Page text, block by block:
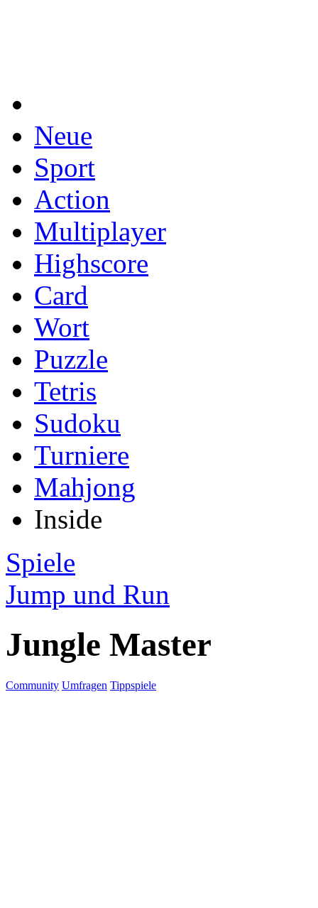
Neue
Sport
Action
Multiplayer
Highscore
Card
Wort
Puzzle
Tetris
Sudoku
Turniere
Mahjong
Inside
Spiele
Jump und Run
Jungle Master
Community Umfragen Tippspiele